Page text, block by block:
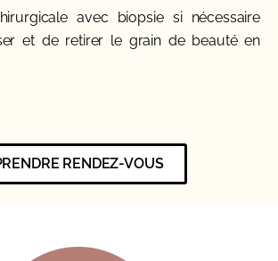
avec biopsie si nécessaire
et de retirer le grain de beauté en
RENDEZ-VOUS